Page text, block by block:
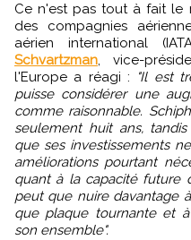
Ce n'est pas tout à fait
des compagnies
aérien international
Schvartzman, vice-
l'Europe a réagi :
"Il est
puisse considérer une
comme raisonnable.
seulement huit ans,
que ses investissements
améliorations pourtant
quant à la capacité future
peut que nuire davantage
que plaque tournante et
son ensemble".